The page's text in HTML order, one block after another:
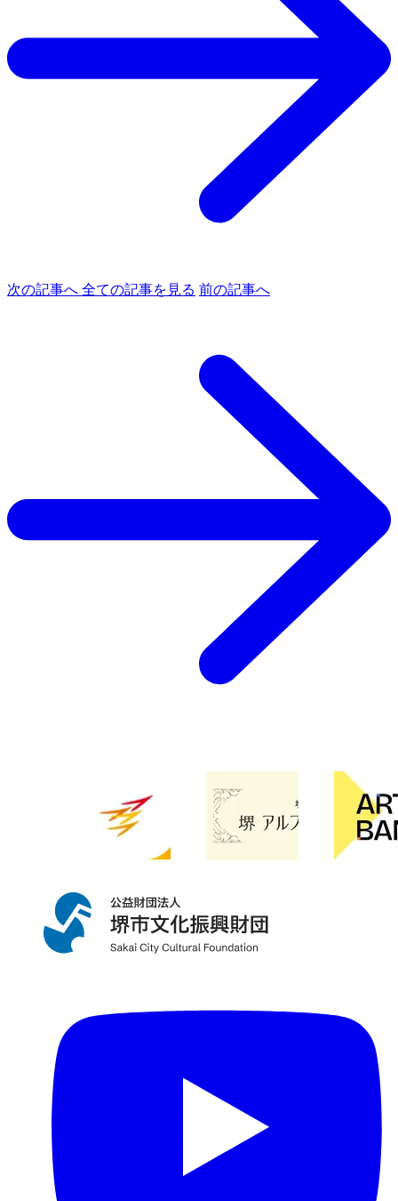
次の記事へ 全ての記事を見る 前の記事へ